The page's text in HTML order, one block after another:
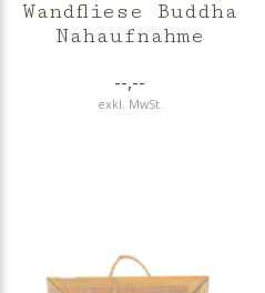
Wandfliese Buddha
Nahaufnahme
--,--
exkl. MwSt.